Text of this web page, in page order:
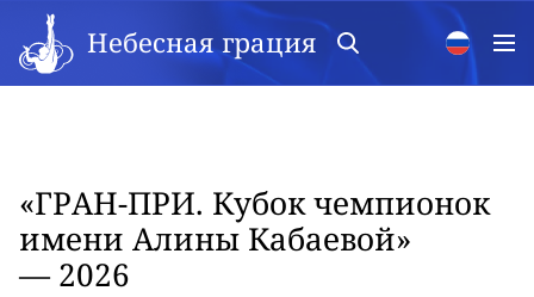
Небесная грация
«ГРАН-ПРИ. Кубок чемпионок
имени Алины Кабаевой»
— 2026